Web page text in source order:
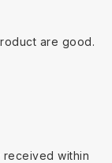
are good.
received within